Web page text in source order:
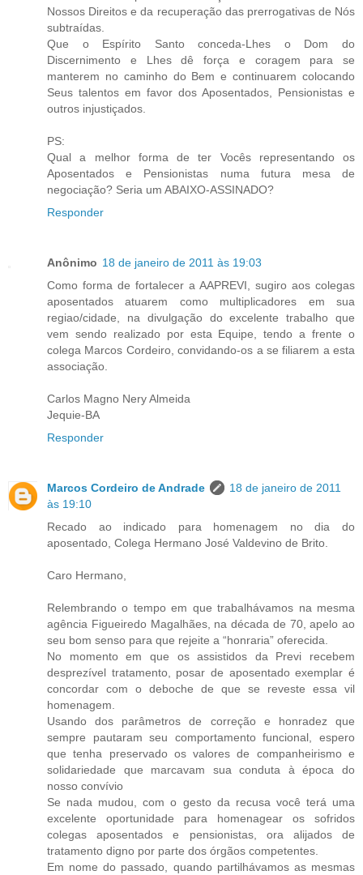
Nossos Direitos e da recuperação das prerrogativas de Nós
subtraídas.
Que o Espírito Santo conceda-Lhes o Dom do
Discernimento e Lhes dê força e coragem para se
manterem no caminho do Bem e continuarem colocando
Seus talentos em favor dos Aposentados, Pensionistas e
outros injustiçados.
PS:
Qual a melhor forma de ter Vocês representando os
Aposentados e Pensionistas numa futura mesa de
negociação? Seria um ABAIXO-ASSINADO?
Responder
Anônimo 18 de janeiro de 2011 às 19:03
Como forma de fortalecer a AAPREVI, sugiro aos colegas
aposentados atuarem como multiplicadores em sua
regiao/cidade, na divulgação do excelente trabalho que
vem sendo realizado por esta Equipe, tendo a frente o
colega Marcos Cordeiro, convidando-os a se filiarem a esta
associação.
Carlos Magno Nery Almeida
Jequie-BA
Responder
Marcos Cordeiro de Andrade
18 de janeiro de 2011
às 19:10
Recado ao indicado para homenagem no dia do
aposentado, Colega Hermano José Valdevino de Brito.
Caro Hermano,
Relembrando o tempo em que trabalhávamos na mesma
agência Figueiredo Magalhães, na década de 70, apelo ao
seu bom senso para que rejeite a “honraria” oferecida.
No momento em que os assistidos da Previ recebem
desprezível tratamento, posar de aposentado exemplar é
concordar com o deboche de que se reveste essa vil
homenagem.
Usando dos parâmetros de correção e honradez que
sempre pautaram seu comportamento funcional, espero
que tenha preservado os valores de companheirismo e
solidariedade que marcavam sua conduta à época do
nosso convívio
Se nada mudou, com o gesto da recusa você terá uma
excelente oportunidade para homenagear os sofridos
colegas aposentados e pensionistas, ora alijados de
tratamento digno por parte dos órgãos competentes.
Em nome do passado, quando partilhávamos as mesmas